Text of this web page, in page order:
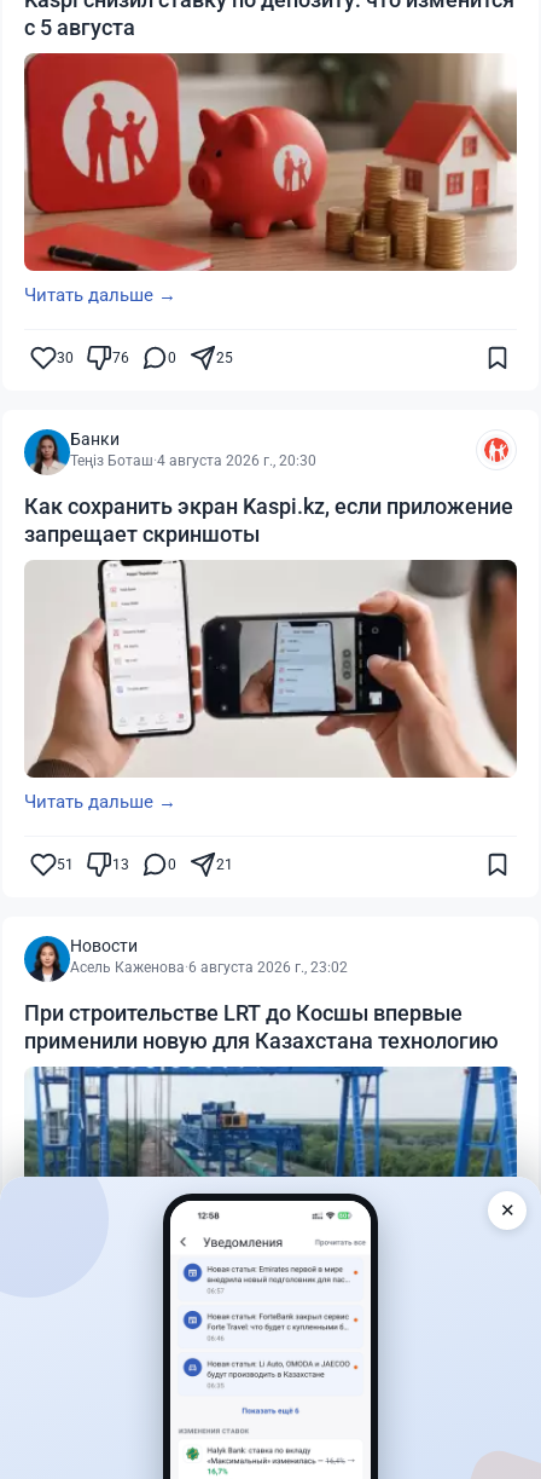
с 5 августа
Читать дальше →
30 76 0 25
Банки
Теңіз Боташ·4 августа 2026 г., 20:30
Как сохранить экран Kaspi.kz, если приложение
запрещает скриншоты
Читать дальше →
51 13 0 21
Новости
Асель Каженова·6 августа 2026 г., 23:02
При строительстве LRT до Косшы впервые
применили новую для Казахстана технологию
0
4 августа 2026 г., 10:17
✕